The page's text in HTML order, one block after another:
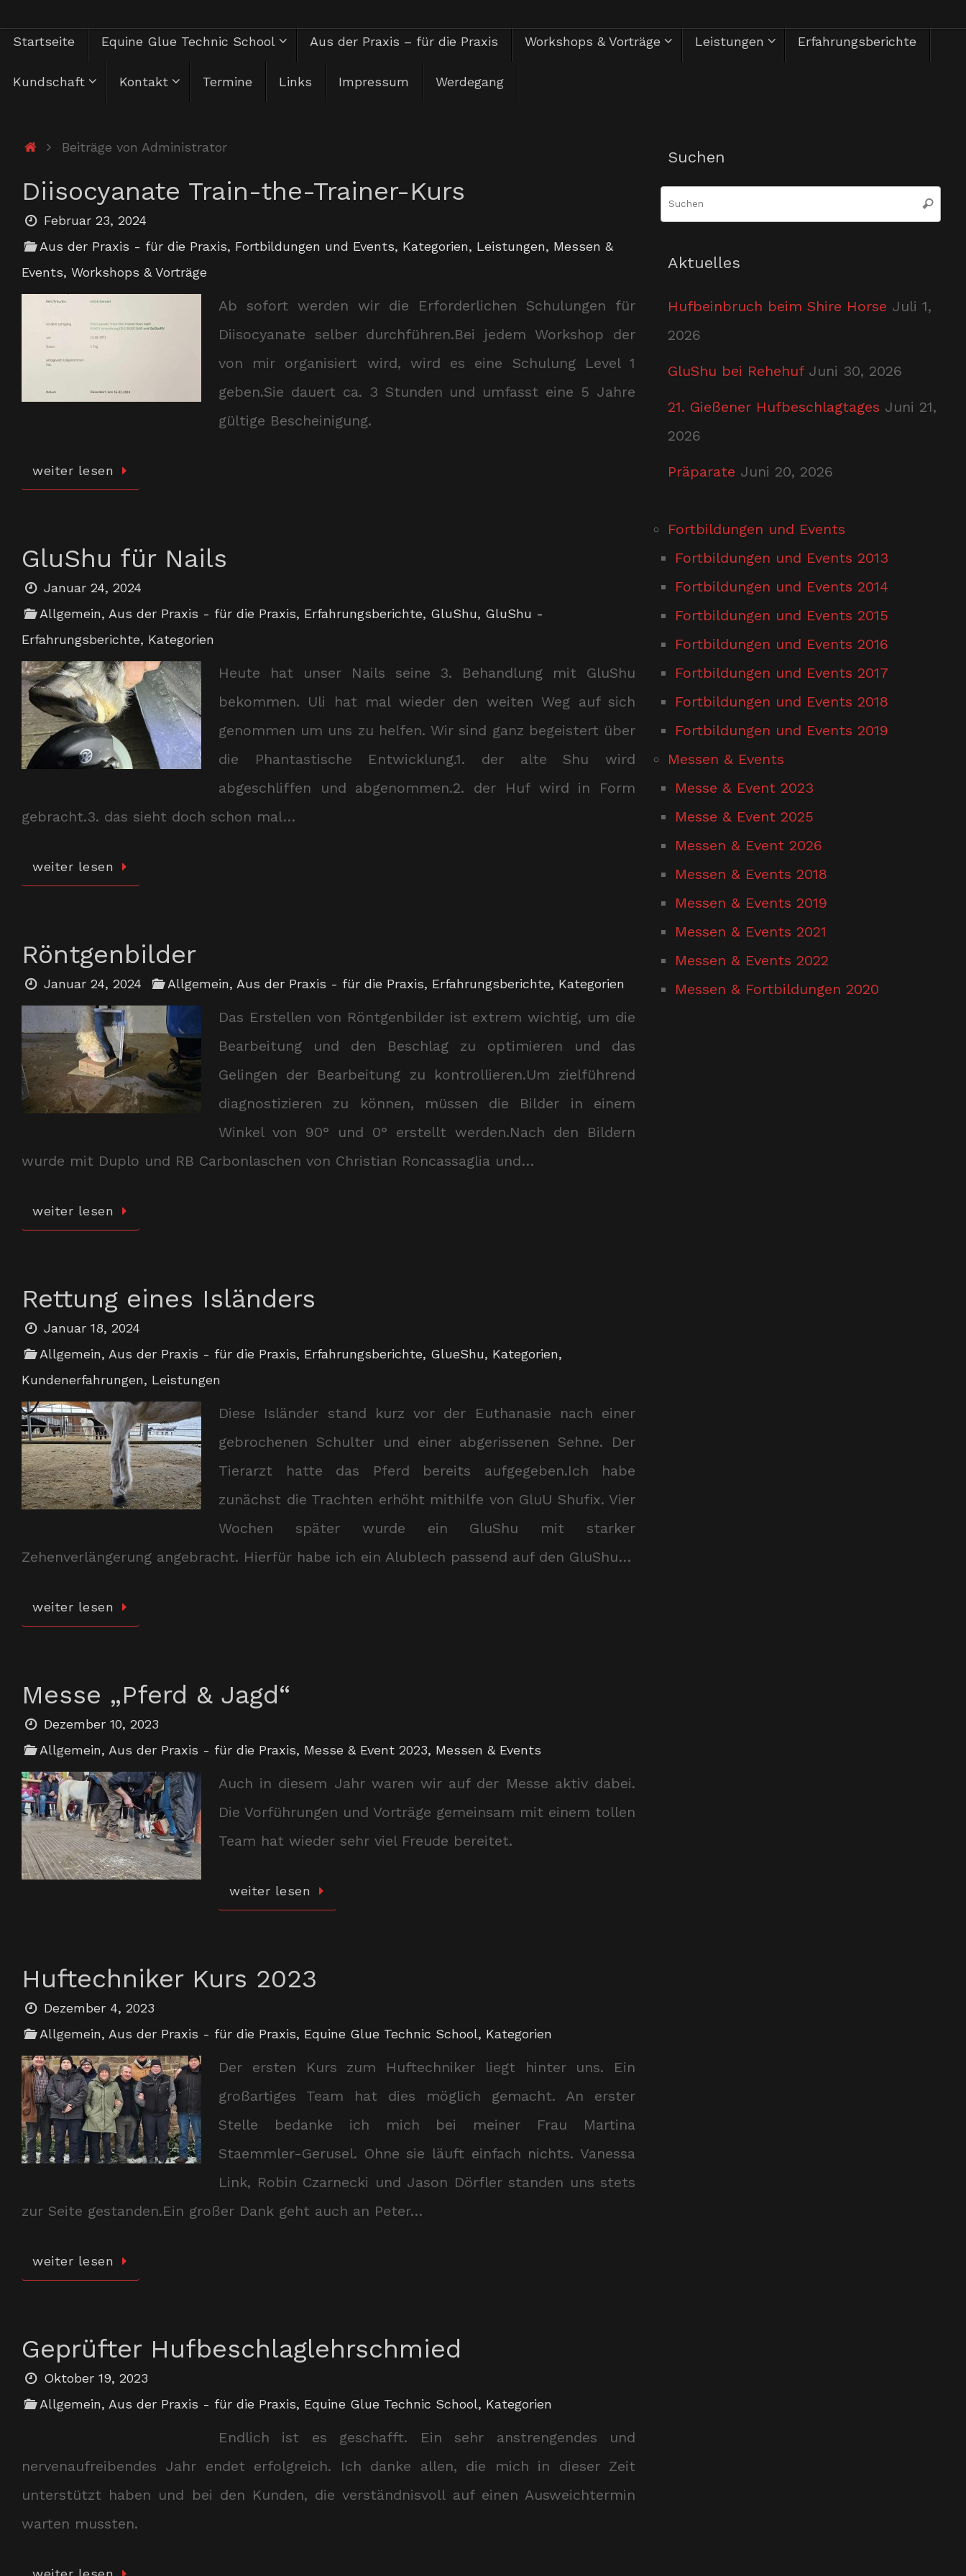
Zum
Herzlich Willkommen
Zum
InhaltStartseite Equine Glue Technic School Aus der Praxis – für die Praxis Workshops & Vorträge Leistungen Erfahrungsberichte
Kundschaft Kontakt Termine Links Impressum Werdegang
StartBeiträge von Administrator
Diisocyanate Train-the-Trainer-Kurs
Februar 23, 2024
Aus der Praxis - für die Praxis, Fortbildungen und Events, Kategorien, Leistungen, Messen &
Events, Workshops & Vorträge
Ab sofort werden wir die Erforderlichen Schulungen für
Diisocyanate selber durchführen.Bei jedem Workshop der
von mir organisiert wird, wird es eine Schulung Level 1
geben.Sie dauert ca. 3 Stunden und umfasst eine 5 Jahre
gültige Bescheinigung.
weiter lesen
GluShu für Nails
Januar 24, 2024
Allgemein, Aus der Praxis - für die Praxis, Erfahrungsberichte, GluShu, GluShu -
Erfahrungsberichte, Kategorien
Heute hat unser Nails seine 3. Behandlung mit GluShu
bekommen. Uli hat mal wieder den weiten Weg auf sich
genommen um uns zu helfen. Wir sind ganz begeistert über
die Phantastische Entwicklung.1. der alte Shu wird
abgeschliffen und abgenommen.2. der Huf wird in Form
gebracht.3. das sieht doch schon mal…
weiter lesen
Röntgenbilder
Januar 24, 2024 Allgemein, Aus der Praxis - für die Praxis, Erfahrungsberichte, Kategorien
Das Erstellen von Röntgenbilder ist extrem wichtig, um die
Bearbeitung und den Beschlag zu optimieren und das
Gelingen der Bearbeitung zu kontrollieren.Um zielführend
diagnostizieren zu können, müssen die Bilder in einem
Winkel von 90° und 0° erstellt werden.Nach den Bildern
wurde mit Duplo und RB Carbonlaschen von Christian Roncassaglia und…
weiter lesen
Rettung eines Isländers
Januar 18, 2024
Allgemein, Aus der Praxis - für die Praxis, Erfahrungsberichte, GlueShu, Kategorien,
Kundenerfahrungen, Leistungen
Diese Isländer stand kurz vor der Euthanasie nach einer
gebrochenen Schulter und einer abgerissenen Sehne. Der
Tierarzt hatte das Pferd bereits aufgegeben.Ich habe
zunächst die Trachten erhöht mithilfe von GluU Shufix. Vier
Wochen später wurde ein GluShu mit starker
Zehenverlängerung angebracht. Hierfür habe ich ein Alublech passend auf den GluShu…
weiter lesen
Messe „Pferd & Jagd“
Dezember 10, 2023
Allgemein, Aus der Praxis - für die Praxis, Messe & Event 2023, Messen & Events
Auch in diesem Jahr waren wir auf der Messe aktiv dabei.
Die Vorführungen und Vorträge gemeinsam mit einem tollen
Team hat wieder sehr viel Freude bereitet.
weiter lesen
Huftechniker Kurs 2023
Dezember 4, 2023
Allgemein, Aus der Praxis - für die Praxis, Equine Glue Technic School, Kategorien
Der ersten Kurs zum Huftechniker liegt hinter uns. Ein
großartiges Team hat dies möglich gemacht. An erster
Stelle bedanke ich mich bei meiner Frau Martina
Staemmler-Gerusel. Ohne sie läuft einfach nichts. Vanessa
Link, Robin Czarnecki und Jason Dörfler standen uns stets
zur Seite gestanden.Ein großer Dank geht auch an Peter…
weiter lesen
Geprüfter Hufbeschlaglehrschmied
Oktober 19, 2023
Allgemein, Aus der Praxis - für die Praxis, Equine Glue Technic School, Kategorien
Endlich ist es geschafft. Ein sehr anstrengendes und
nervenaufreibendes Jahr endet erfolgreich. Ich danke allen, die mich in dieser Zeit
unterstützt haben und bei den Kunden, die verständnisvoll auf einen Ausweichtermin
warten mussten.
Suchen
Suchen
Aktuelles
Hufbeinbruch beim Shire Horse Juli 1,
2026
GluShu bei Rehehuf Juni 30, 2026
21. Gießener Hufbeschlagtages Juni 21,
2026
Präparate Juni 20, 2026
Fortbildungen und Events
Fortbildungen und Events 2013
Fortbildungen und Events 2014
Fortbildungen und Events 2015
Fortbildungen und Events 2016
Fortbildungen und Events 2017
Fortbildungen und Events 2018
Fortbildungen und Events 2019
Messen & Events
Messe & Event 2023
Messe & Event 2025
Messen & Event 2026
Messen & Events 2018
Messen & Events 2019
Messen & Events 2021
Messen & Events 2022
Messen & Fortbildungen 2020